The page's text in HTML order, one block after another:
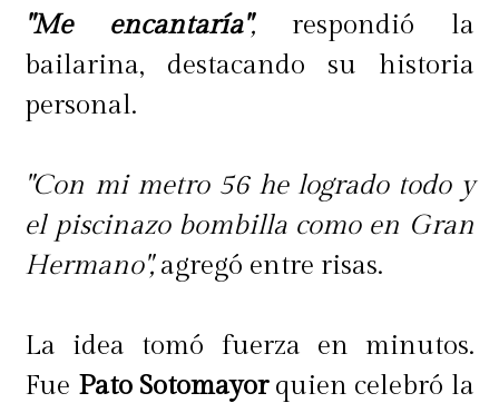
"Me encantaría",respondió la
bailarina, destacando su historia
personal.
"Con mi metro 56 he logrado todo y
el piscinazo bombilla como en Gran
Hermano",agregó entre risas.
La idea tomó fuerza en minutos.
Fue Pato Sotomayorquien celebró la